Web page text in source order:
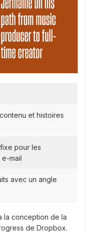
et histoires
pour les
mail
avec un angle
la conception de la
de Dropbox.